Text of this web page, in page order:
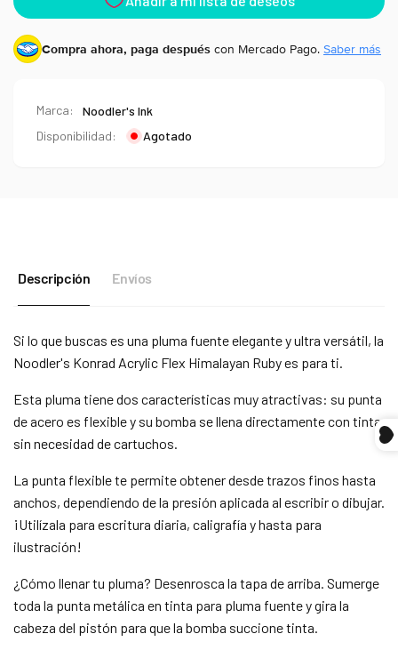
Compra ahora, paga después con Mercado Pago. Saber más
Marca:
Noodler's Ink
Disponibilidad:
Agotado
Descripción Envíos
Si lo que buscas es una pluma fuente elegante y ultra versátil, la
Noodler's Konrad Acrylic Flex Himalayan Ruby es para ti.
Esta pluma tiene dos características muy atractivas: su punta
de acero es flexible y su bomba se llena directamente con tinta,
sin necesidad de cartuchos.
La punta flexible te permite obtener desde trazos finos hasta
anchos, dependiendo de la presión aplicada al escribir o dibujar.
¡Utilízala para escritura diaria, caligrafía y hasta para
ilustración!
¿Cómo llenar tu pluma? Desenrosca la tapa de arriba. Sumerge
toda la punta metálica en tinta para pluma fuente y gira la
cabeza del pistón para que la bomba succione tinta.
Compra ahora y paga a meses
sin tarjeta de crédito
Agrega tu producto al carrito yelige pagar
con Meses sin Tarjeta.
2 En tu cuenta de Mercado Pago,
cantidad de mesesy confirma.
3
Crédito sujeto a aprobación.
¿Tienes dudas? Consulta nuestraAyuda.